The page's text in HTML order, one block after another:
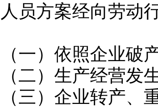
员方案经向劳动
）依照企业破产
）生产经营发生
）企业转产、重